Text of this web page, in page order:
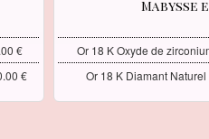
€
€
Mabysse
Or 18 K Oxyde de
Or 18 K Diamant Naturel